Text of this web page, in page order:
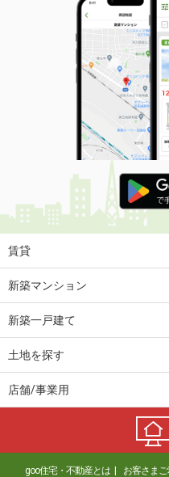
住 所
京
入
物件種別 貸
使用面積
京都府京都市左京区下鴨
価 格
住 所
京
物件種別 貸駐
使用面積 -
京都府京都市中京区錦小
住 所
京
京都府福知山市篠尾新町１
物件種別 貸事
京都府京都市下京区大宮
賃貸
新築マンション
新築一戸建て
土地を探す
店舗/事業用
goo住宅・不動産とは お客さま